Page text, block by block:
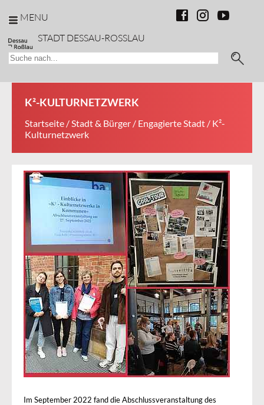
MENU
STADT DESSAU-ROSSLAU
K²-KULTURNETZWERK
Startseite /Stadt & Bürger / Engagierte Stadt / K²-
Kulturnetzwerk
Im September 2022 fand die Abschlussveranstaltung des